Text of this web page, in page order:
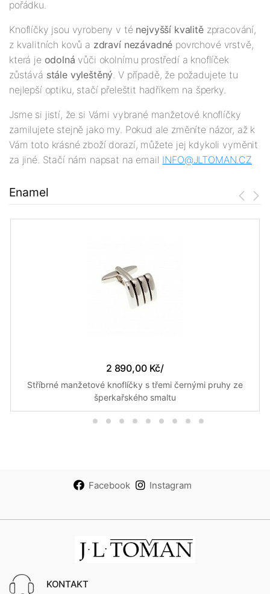
pořádku.
Knoflíčky jsou vyrobeny v té nejvyšší kvalitězpracování,
z kvalitních kovů a zdraví nezávadné povrchové vrstvě,
která je odolná vůči okolnímu prostředí a knoflíček
zůstává stále vyleštěný. V případě, že požadujete tu
nejlepší optiku, stačí přeleštit hadříkem na šperky.
Jsme si jistí, že si Vámi vybrané manžetové knoflíčky
zamilujete stejně jako my. Pokud ale změníte názor, až k
Vám toto krásné zboží dorazí, můžete jej kdykoli vyměnit
za jiné. Stačí nám napsat na email INFO@JLTOMAN.CZ
Enamel
2 890,00 Kč/
Stříbrné manžetové knoflíčky s třemi černými pruhy ze
šperkařského smaltu
Facebook Instagram
KONTAKT